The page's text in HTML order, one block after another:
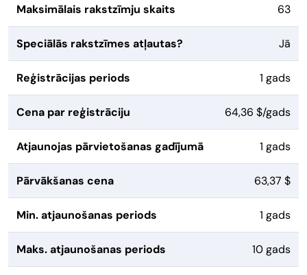
Maksimālais rakstzīmju skaits 63
Speciālās rakstzīmes atļautas? Jā
Reģistrācijas periods 1 gads
Cena par reģistrāciju 64,36 $/gads
Atjaunojas pārvietošanas gadījumā 1 gads
Pārvākšanas cena 63,37 $
Min. atjaunošanas periods 1 gads
Maks. atjaunošanas periods 10 gads